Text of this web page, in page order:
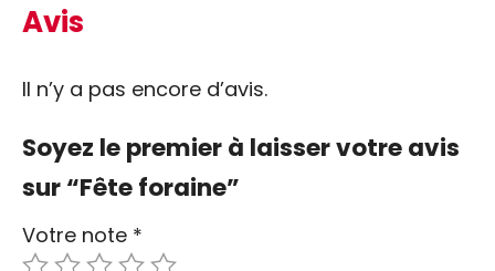
Avis
Il n’y a pas encore d’avis.
Soyez le premier à laisser votre avis
sur “Fête foraine”
Votre note *